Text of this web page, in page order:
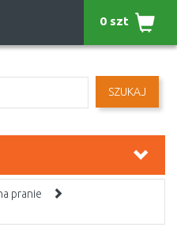
SZUKAJ
0 szt
pranie